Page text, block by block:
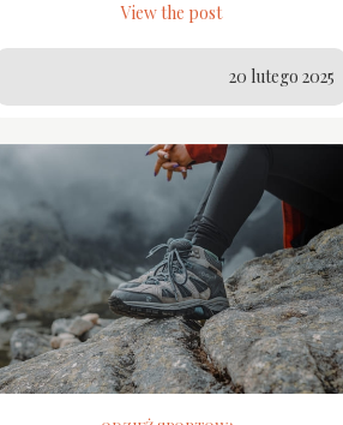
View the post
20 lutego 2025